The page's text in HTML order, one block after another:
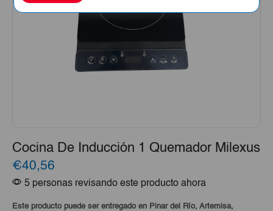
Cocina De Inducción 1 Quemador Milexus
€40,56
5 personas revisando este producto ahora
Este producto puede ser entregado en Pinar del Río, Artemisa,